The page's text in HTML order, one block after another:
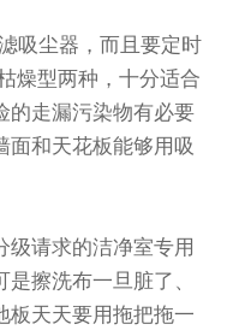
吸尘器，而且要定时
燥型两种，十分适合
的走漏污染物有必要
面和天花板能够用吸
级请求的洁净室专用
擦洗布一旦脏了、
板天天要用拖把拖一